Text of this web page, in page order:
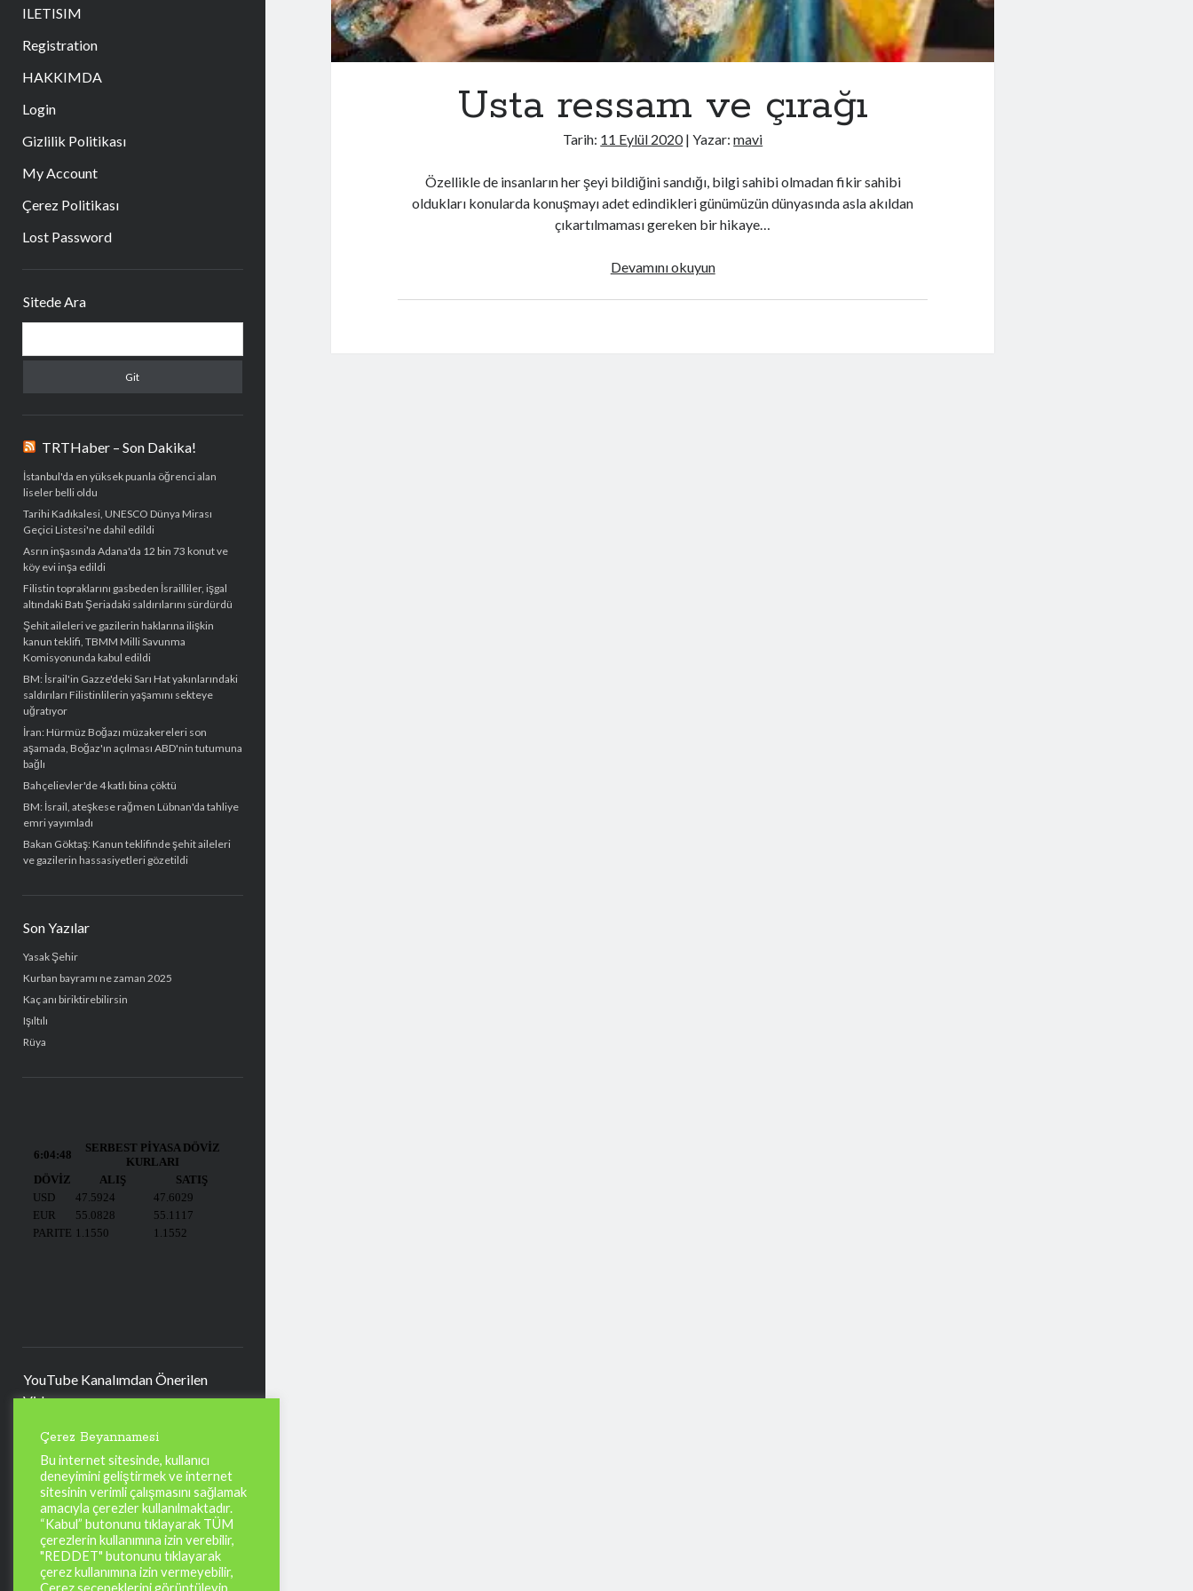
ILETISIM
Registration
HAKKIMDA
Login
Gizlilik Politikası
My Account
Çerez Politikası
Lost Password
Menü
Sitede Ara
TRTHaber – Son Dakika!
İstanbul'da en yüksek puanla öğrenci alan
liseler belli oldu
Tarihi Kadıkalesi, UNESCO Dünya Mirası
Geçici Listesi'ne dahil edildi
Asrın inşasında Adana'da 12 bin 73 konut ve
köy evi inşa edildi
Filistin topraklarını gasbeden İsrailliler, işgal
altındaki Batı Şeriadaki saldırılarını sürdürdü
Şehit aileleri ve gazilerin haklarına ilişkin
kanun teklifi, TBMM Milli Savunma
Komisyonunda kabul edildi
BM: İsrail'in Gazze'deki Sarı Hat yakınlarındaki
saldırıları Filistinlilerin yaşamını sekteye
uğratıyor
İran: Hürmüz Boğazı müzakereleri son
aşamada, Boğaz'ın açılması ABD'nin tutumuna
bağlı
Bahçelievler'de 4 katlı bina çöktü
BM: İsrail, ateşkese rağmen Lübnan'da tahliye
emri yayımladı
Bakan Göktaş: Kanun teklifinde şehit aileleri
ve gazilerin hassasiyetleri gözetildi
Son Yazılar
Yasak Şehir
Kurban bayramı ne zaman 2025
Kaç anı biriktirebilirsin
Işıltılı
Rüya
YouTube Kanalımdan Önerilen
Video
Video
oynatıcı
00:00 04:57
Usta ressam ve çırağı
Tarih: 11 Eylül 2020| Yazar:mavi
Özellikle de insanların her şeyi bildiğini sandığı, bilgi sahibi olmadan fikir sahibi
oldukları konularda konuşmayı adet edindikleri günümüzün dünyasında asla akıldan
çıkartılmaması gereken bir hikaye…
Devamını okuyunUsta
Çerez Beyannamesi
Bu internet sitesinde, kullanıcı
deneyimini geliştirmek ve internet
sitesinin verimli çalışmasını sağlamak
amacıyla çerezler kullanılmaktadır.
“Kabul” butonunu tıklayarak TÜM
çerezlerin kullanımına izin verebilir,
"REDDET" butonunu tıklayarak
çerez kullanımına izin vermeyebilir,
Çerez seçeneklerini görüntüleyip